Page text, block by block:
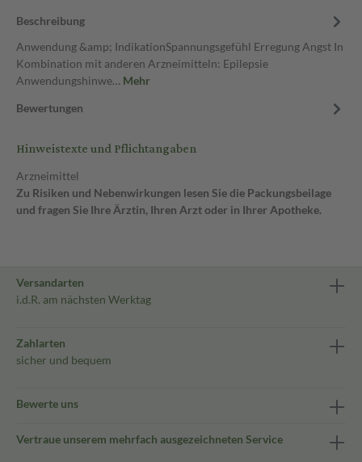
Beschreibung
Anwendung &amp; IndikationSpannungsgefühl Erregung Angst In
Kombination mit anderen Arzneimitteln: Epilepsie
Anwendungshinwe… Mehr
Bewertungen
Hinweistexte und Pflichtangaben
Arzneimittel
Zu Risiken und Nebenwirkungen lesen Sie die Packungsbeilage
und fragen Sie Ihre Ärztin, Ihren Arzt oder in Ihrer Apotheke.
Versandarten
i.d.R. am nächsten Werktag
Zahlarten
sicher und bequem
Bewerte uns
Vertraue unserem mehrfach ausgezeichneten Service